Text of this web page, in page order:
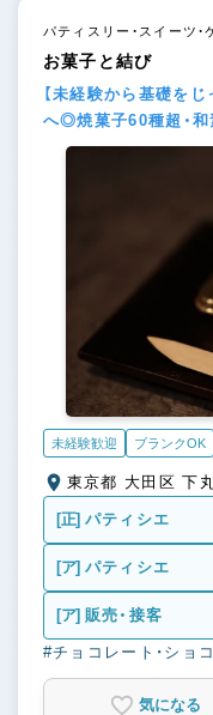
パティスリー・スイーツ・
お菓子と結び
【未経験から基礎を
へ◎焼菓子60種超・
未経験歓迎 ブランクOK
東京都 大田
[正] パティシエ
[ア] パティシエ
[ア] 販売・接客
#チョコレート・ショ
気になる